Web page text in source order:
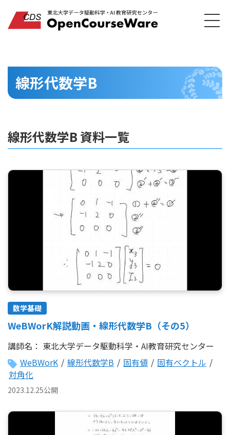
線形代数学B
線形代数学B 資料一覧
数学基礎
WeBWorK解説動画・線形代数学B（その5）
講師名： 東北大学データ駆動科学・AI教育研究センター
WeBWorK / 線形代数学B / 固有値 / 固有ベクトル /
対角化
2023.12.25公開